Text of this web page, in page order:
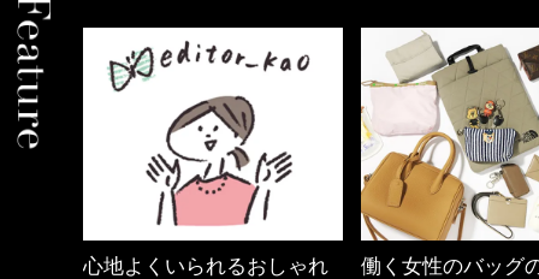
心地よくいられるおしゃれ
働く女性のバッグの